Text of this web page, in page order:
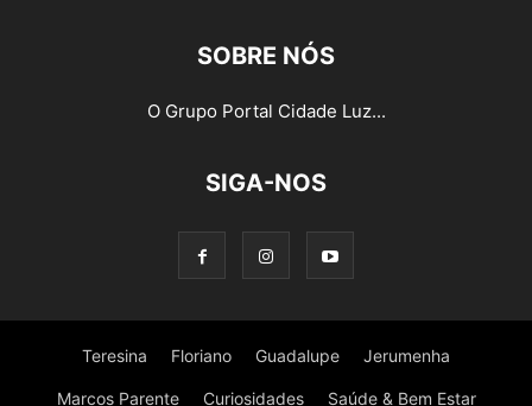
SOBRE NÓS
O Grupo Portal Cidade Luz...
SIGA-NOS
Teresina Floriano Guadalupe Jerumenha
Marcos Parente Curiosidades Saúde & Bem Estar